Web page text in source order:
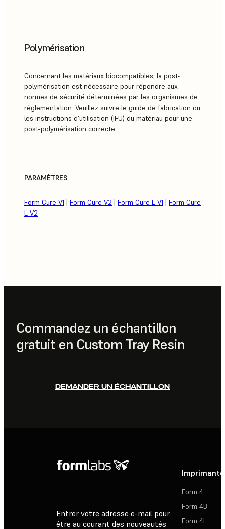
Polymérisation
Concernant les matériaux biocompatibles, la post-
polymérisation est nécessaire pour répondre aux
normes de sécurité déterminées par les organismes de
réglementation. Veuillez suivre le guide de fabrication ou
les instructions d'utilisation (IFU) du matériau pour une
post-polymérisation correcte.
PARAMÈTRES
Form Cure V1 | Form Cure V2 | Form Cure L V1 | Form Cure
L V2
Commandez un échantillon
gratuit en Custom Tray Resin
DEMANDER UN ÉCHANTILLON
Entrer votre adresse e-mail pour
être au courant des nouveautés
Form 4
Form 4B
Form 4L